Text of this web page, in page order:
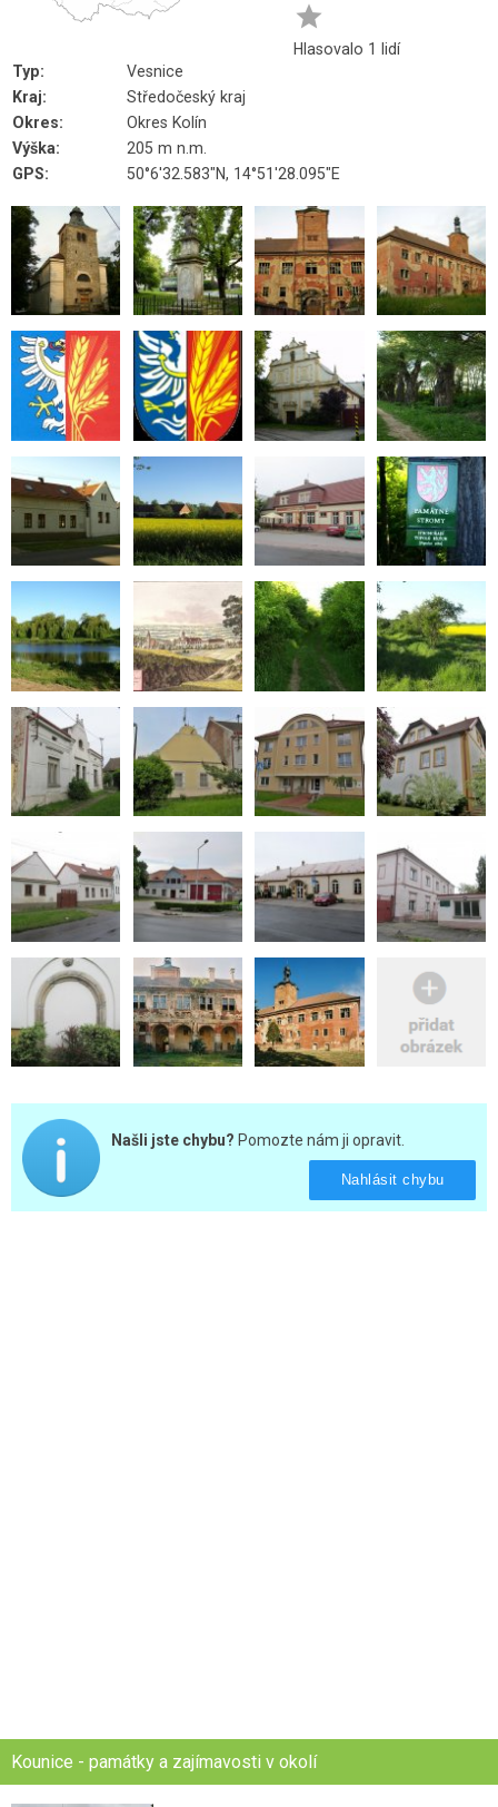

Hlasovalo 1 lidí
Typ:
Vesnice
Kraj:
Středočeský kraj
Okres:
Okres Kolín
Výška:
205 m n.m.
GPS:
50°6'32.583"N, 14°51'28.095"E
Našli jste chybu? Pomozte nám ji opravit.
Nahlásit chybu
Kounice - památky a zajímavosti v okolí